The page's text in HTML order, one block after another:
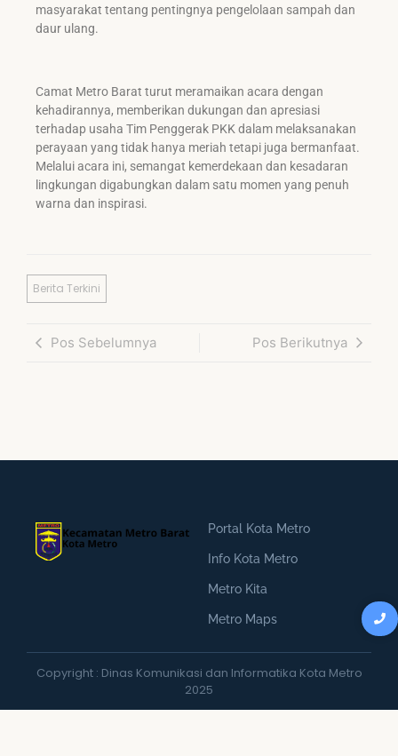
masyarakat tentang pentingnya pengelolaan sampah dan
daur ulang.
Camat Metro Barat turut meramaikan acara dengan
kehadirannya, memberikan dukungan dan apresiasi
terhadap usaha Tim Penggerak PKK dalam melaksanakan
perayaan yang tidak hanya meriah tetapi juga bermanfaat.
Melalui acara ini, semangat kemerdekaan dan kesadaran
lingkungan digabungkan dalam satu momen yang penuh
warna dan inspirasi.
Berita Terkini
Pos Sebelumnya Pos Berikutnya
Portal Kota Metro
Info Kota Metro
Metro Kita
Metro Maps
Copyright : Dinas Komunikasi dan Informatika Kota Metro
2025